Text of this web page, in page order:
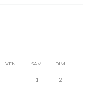
VEN SAM DIM
1
2